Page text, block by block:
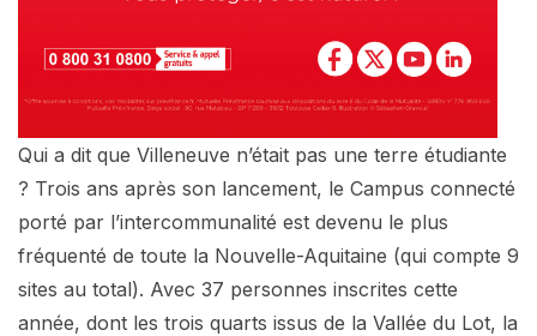
Qui a dit que Villeneuve n’était pas une terre étudiante
? Trois ans après son lancement, le Campus connecté
porté par l’intercommunalité est devenu le plus
fréquenté de toute la Nouvelle-Aquitaine (qui compte 9
sites au total). Avec 37 personnes inscrites cette
année, dont les trois quarts issus de la Vallée du Lot, la